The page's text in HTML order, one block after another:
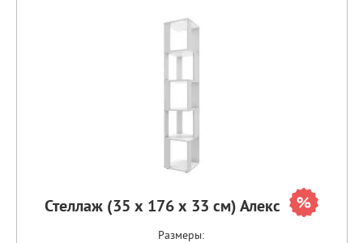
Стеллаж (35 х 176 х 33 см) Алекс
Размеры: